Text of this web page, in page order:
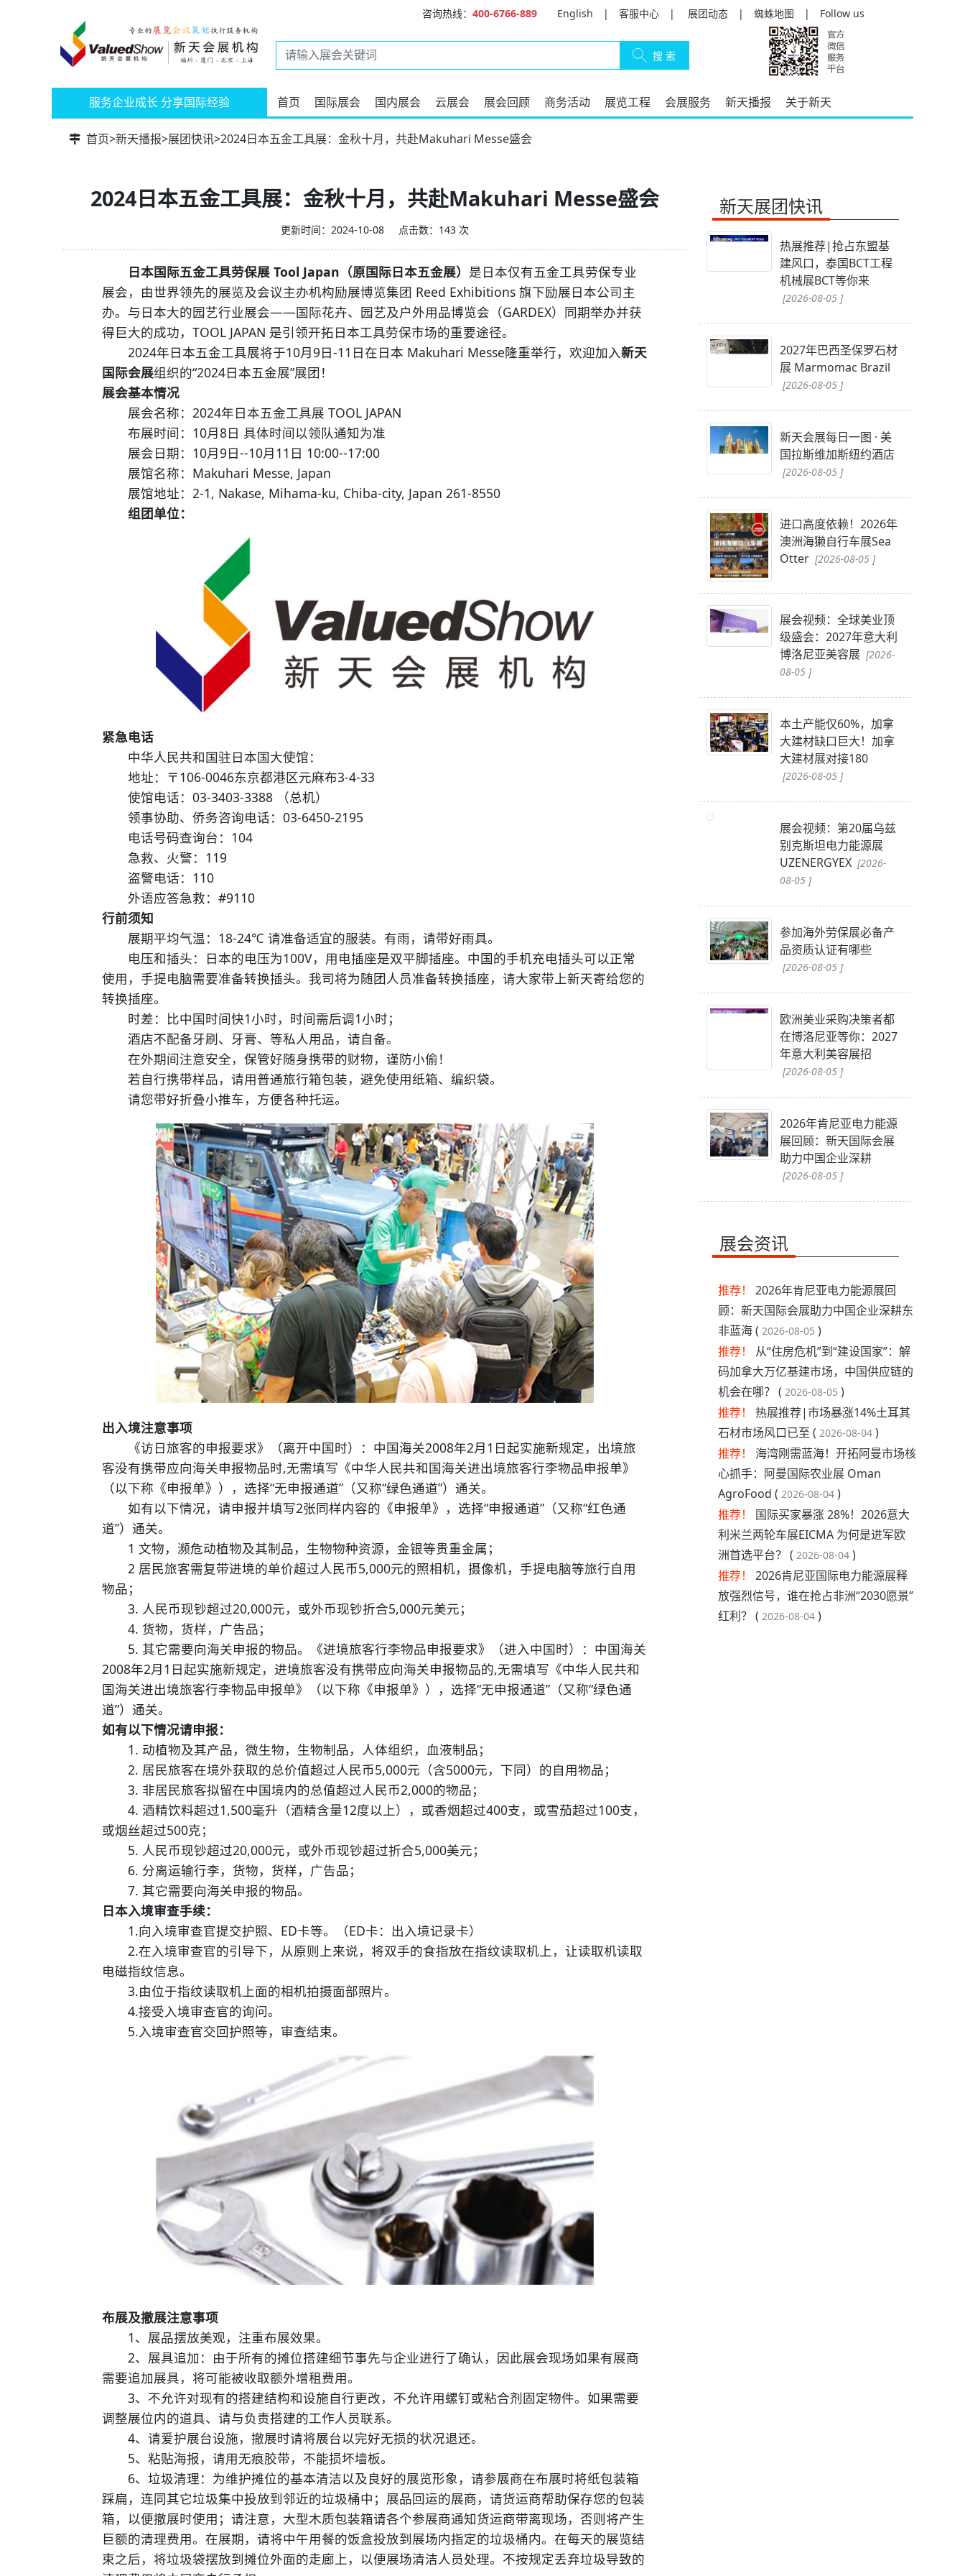
咨询热线： 400-6766-889 English | 客服中心 | 展团动态 | 蜘蛛地图 | Follow us
服务企业成长 分享国际经验 首页 国际展会 国内展会 云展会 展会回顾 商务活动 展览工程 会展服务 新天播报 关于新天
首页>新天播报>展团快讯>2024日本五金工具展：金秋十月，共赴Makuhari Messe盛会
2024日本五金工具展：金秋十月，共赴Makuhari Messe盛会
更新时间：2024-10-08 点击数：143 次
日本国际五金工具劳保展 Tool Japan（原国际日本五金展） 是日本仅有五金工具劳保专业
展会，由世界领先的展览及会议主办机构励展博览集团 Reed Exhibitions 旗下励展日本公司主
办。与日本大的园艺行业展会——国际花卉、园艺及户外用品博览会（GARDEX）同期举办并获
得巨大的成功，TOOL JAPAN 是引领开拓日本工具劳保市场的重要途径。
2024年日本五金工具展将于10月9日-11日在日本 Makuhari Messe隆重举行，欢迎加入新天
国际会展组织的“2024日本五金展”展团！
展会基本情况
展会名称：2024年日本五金工具展 TOOL JAPAN
布展时间：10月8日 具体时间以领队通知为准
展会日期：10月9日--10月11日 10:00--17:00
展馆名称：Makuhari Messe, Japan
展馆地址：2-1, Nakase, Mihama-ku, Chiba-city, Japan 261-8550
组团单位：
紧急电话
中华人民共和国驻日本国大使馆：
地址：〒106-0046东京都港区元麻布3-4-33
使馆电话：03-3403-3388 （总机）
领事协助、侨务咨询电话：03-6450-2195
电话号码查询台：104
急救、火警：119
盗警电话：110
外语应答急救：#9110
行前须知
展期平均气温：18-24℃ 请准备适宜的服装。有雨，请带好雨具。
电压和插头：日本的电压为100V，用电插座是双平脚插座。中国的手机充电插头可以正常
使用，手提电脑需要准备转换插头。我司将为随团人员准备转换插座，请大家带上新天寄给您的
转换插座。
时差：比中国时间快1小时，时间需后调1小时；
酒店不配备牙刷、牙膏、等私人用品，请自备。
在外期间注意安全，保管好随身携带的财物，谨防小偷！
若自行携带样品，请用普通旅行箱包装，避免使用纸箱、编织袋。
请您带好折叠小推车，方便各种托运。
出入境注意事项
《访日旅客的申报要求》（离开中国时）：中国海关2008年2月1日起实施新规定，出境旅
客没有携带应向海关申报物品时,无需填写《中华人民共和国海关进出境旅客行李物品申报单》
（以下称《申报单》），选择“无申报通道”（又称“绿色通道”）通关。
如有以下情况，请申报并填写2张同样内容的《申报单》，选择“申报通道”（又称“红色通
道”）通关。
1 文物，濒危动植物及其制品，生物物种资源，金银等贵重金属；
2 居民旅客需复带进境的单价超过人民币5,000元的照相机，摄像机，手提电脑等旅行自用
物品；
3. 人民币现钞超过20,000元，或外币现钞折合5,000元美元；
4. 货物，货样，广告品；
5. 其它需要向海关申报的物品。《进境旅客行李物品申报要求》（进入中国时）：中国海关
2008年2月1日起实施新规定，进境旅客没有携带应向海关申报物品的,无需填写《中华人民共和
国海关进出境旅客行李物品申报单》（以下称《申报单》），选择“无申报通道”（又称“绿色通
道”）通关。
如有以下情况请申报：
1. 动植物及其产品，微生物，生物制品，人体组织，血液制品；
2. 居民旅客在境外获取的总价值超过人民币5,000元（含5000元，下同）的自用物品；
3. 非居民旅客拟留在中国境内的总值超过人民币2,000的物品；
4. 酒精饮料超过1,500毫升（酒精含量12度以上），或香烟超过400支，或雪茄超过100支，
或烟丝超过500克；
5. 人民币现钞超过20,000元，或外币现钞超过折合5,000美元；
6. 分离运输行李，货物，货样，广告品；
7. 其它需要向海关申报的物品。
日本入境审查手续：
1.向入境审查官提交护照、ED卡等。（ED卡：出入境记录卡）
2.在入境审查官的引导下，从原则上来说，将双手的食指放在指纹读取机上，让读取机读取
电磁指纹信息。
3.由位于指纹读取机上面的相机拍摄面部照片。
4.接受入境审查官的询问。
5.入境审查官交回护照等，审查结束。
布展及撤展注意事项
1、展品摆放美观，注重布展效果。
2、展具追加：由于所有的摊位搭建细节事先与企业进行了确认，因此展会现场如果有展商
需要追加展具，将可能被收取额外增租费用。
3、不允许对现有的搭建结构和设施自行更改，不允许用螺钉或粘合剂固定物件。如果需要
调整展位内的道具、请与负责搭建的工作人员联系。
4、请爱护展台设施，撤展时请将展台以完好无损的状况退还。
5、粘贴海报，请用无痕胶带，不能损坏墙板。
6、垃圾清理：为维护摊位的基本清洁以及良好的展览形象，请参展商在布展时将纸包装箱
踩扁，连同其它垃圾集中投放到邻近的垃圾桶中；展品回运的展商，请货运商帮助保存您的包装
箱，以便撤展时使用；请注意，大型木质包装箱请各个参展商通知货运商带离现场，否则将产生
巨额的清理费用。在展期，请将中午用餐的饭盒投放到展场内指定的垃圾桶内。在每天的展览结
束之后，将垃圾袋摆放到摊位外面的走廊上，以便展场清洁人员处理。不按规定丢弃垃圾导致的
新天展团快讯
热展推荐|抢占东盟基
建风口，泰国BCT工程
机械展BCT等你来
[2026-08-05 ]
2027年巴西圣保罗石材
展 Marmomac Brazil
[2026-08-05 ]
新天会展每日一图 · 美
国拉斯维加斯纽约酒店
[2026-08-05 ]
进口高度依赖！2026年
澳洲海獭自行车展Sea
Otter [2026-08-05 ]
展会视频：全球美业顶
级盛会：2027年意大利
博洛尼亚美容展 [2026-
08-05 ]
本土产能仅60%，加拿
大建材缺口巨大！加拿
大建材展对接180
[2026-08-05 ]
展会视频：第20届乌兹
别克斯坦电力能源展
UZENERGYEX [2026-
08-05 ]
参加海外劳保展必备产
品资质认证有哪些
[2026-08-05 ]
欧洲美业采购决策者都
在博洛尼亚等你：2027
年意大利美容展招
[2026-08-05 ]
2026年肯尼亚电力能源
展回顾：新天国际会展
助力中国企业深耕
[2026-08-05 ]
展会资讯
推荐！
2026年肯尼亚电力能源展回
顾：新天国际会展助力中国企业深耕东
非蓝海 ( 2026-08-05 )
推荐！
从“住房危机”到“建设国家”：解
码加拿大万亿基建市场，中国供应链的
机会在哪？ ( 2026-08-05 )
推荐！
热展推荐|市场暴涨14%土耳其
石材市场风口已至 ( 2026-08-04 )
推荐！
海湾刚需蓝海！开拓阿曼市场核
心抓手：阿曼国际农业展 Oman
AgroFood ( 2026-08-04 )
推荐！
国际买家暴涨 28%！2026意大
利米兰两轮车展EICMA 为何是进军欧
洲首选平台？ ( 2026-08-04 )
推荐！
2026肯尼亚国际电力能源展释
放强烈信号，谁在抢占非洲“2030愿景”
红利？ ( 2026-08-04 )